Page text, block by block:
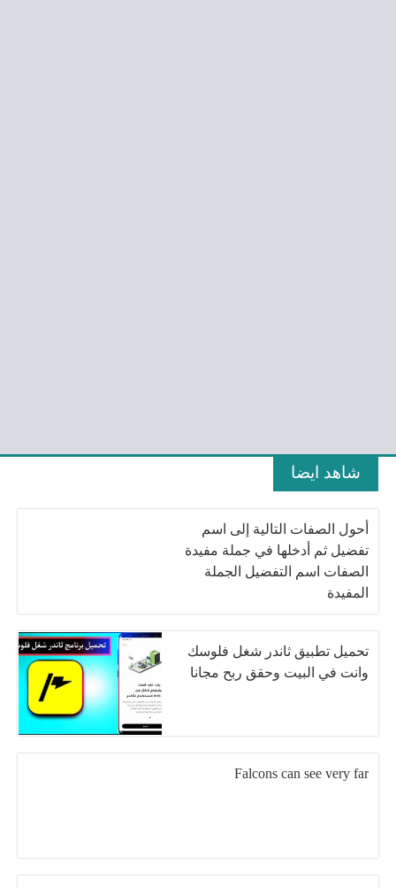
شاهد ايضا
أحول الصفات التالية إلى اسم
تفضيل ثم أدخلها في جملة مفيدة
الصفات اسم التفضيل الجملة
المفيدة
تحميل تطبيق ثاندر شغل فلوسك
وانت في البيت وحقق ربح مجانا
Falcons can see very far